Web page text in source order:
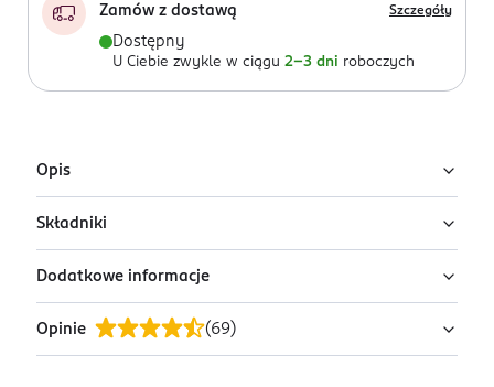
Zamów z dostawą Szczegóły
Dostępny
U Ciebie zwykle w ciągu 2-3 dni roboczych
Opis
Maść chroni i pielęgnuje brodawki sutkowe dzięki
zawartości lanoliny i oleju jojoba. Pielęgnuje również
suche usta.
Składniki
Ingredients: : LANOLIN, HELIANTHUS ANNUUS SEED OIL,
SIMMONDSIA CHINENSIS SEED OIL, PRUNUS
AMYGDALUS DULCIS OIL, PRUNUS ARMENIACA KERNEL
OIL, HELIANTHUS ANNUUS SEED OIL UNSAPONIFIABLES,
Dodatkowe informacje
PRZYGOTOWANIE I STOSOWANIE
Nanieść maść cienką warstwą na brodawki sutkowe i
Opinie (69)